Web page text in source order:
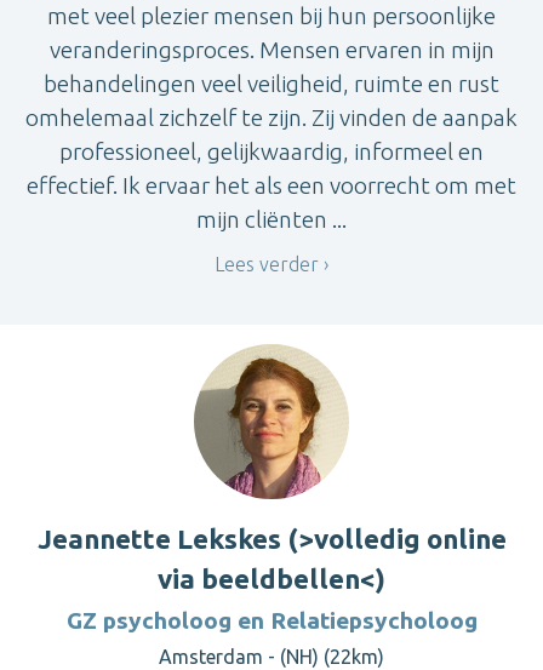
met veel plezier mensen bij hun persoonlijke
veranderingsproces. Mensen ervaren in mijn
behandelingen veel veiligheid, ruimte en rust
omhelemaal zichzelf te zijn. Zij vinden de aanpak
professioneel, gelijkwaardig, informeel en
effectief. Ik ervaar het als een voorrecht om met
mijn cliënten ...
Lees verder
Jeannette Lekskes (>volledig online
via beeldbellen<)
GZ psycholoog en Relatiepsycholoog
Amsterdam - (NH) (22km)